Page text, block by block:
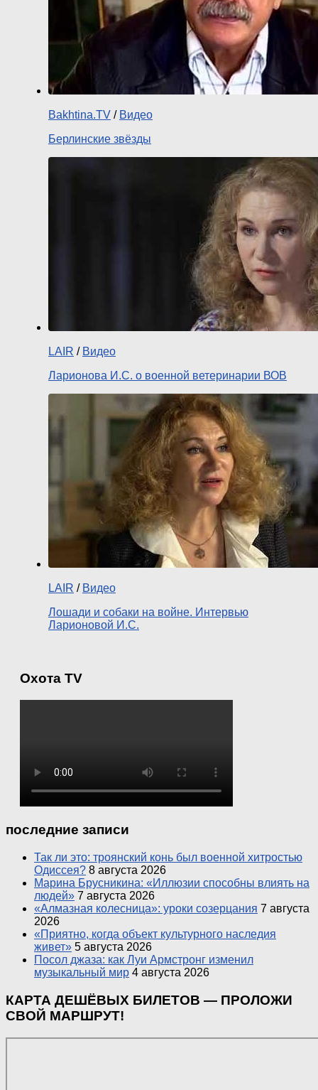
Bakhtina.TV / Видео
Берлинские звёзды
LAIR / Видео
Ларионова И.С. о военной ветеринарии ВОВ
LAIR / Видео
Лошади и собаки на войне. Интервью
Ларионовой И.С.
Охота TV
последние записи
Так ли это: троянский конь был военной хитростью
Одиссея? 8 августа 2026
Марина Брусникина: «Иллюзии способны влиять на
людей» 7 августа 2026
«Алмазная колесница»: уроки созерцания 7 августа
2026
«Приятно, когда объект культурного наследия
живет» 5 августа 2026
Посол джаза: как Луи Армстронг изменил
музыкальный мир 4 августа 2026
КАРТА ДЕШЁВЫХ БИЛЕТОВ — ПРОЛОЖИ
СВОЙ МАРШРУТ!